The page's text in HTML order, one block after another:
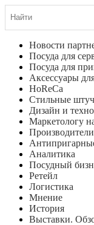
Новости
Посуда для
Посуда для
Аксессуары
HoReCa
Стильные
Дизайн и
Маркетологу
Производители
Аналитика
Посудный
Ретейл
Логистика
Мнение
История
Выставки.